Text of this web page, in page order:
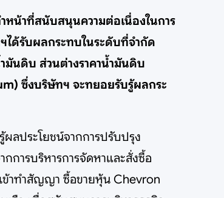
น้าที่สนับสนุนความต่อเนื่องในการ
ได้รับผลกระทบในระดับที่จำกัด
มันดิบ ส่วนต่างราคาน้ำมันดิบ
ซึ่งบริษัทฯ จะทยอยรับรู้ผลกระ
ลประโยชน์จากการปรับปรุง
การบริหารการจัดหาและสั่งซื้อ
ข้าทำสัญญา ซื้อขายหุ้น Chevron